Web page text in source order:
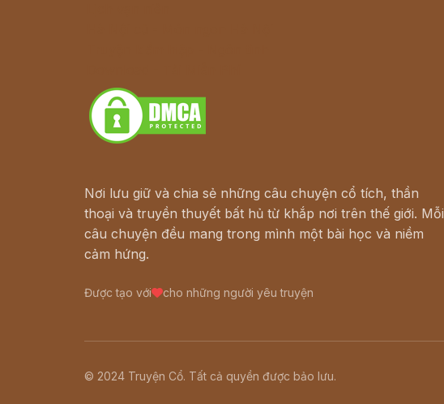
Nơi lưu giữ và chia sẻ những câu chuyện cổ tích, thần
thoại và truyền thuyết bất hủ từ khắp nơi trên thế giới. Mỗi
câu chuyện đều mang trong mình một bài học và niềm
cảm hứng.
Được tạo với cho những người yêu truyện
© 2024 Truyện Cổ. Tất cả quyền được bảo lưu.